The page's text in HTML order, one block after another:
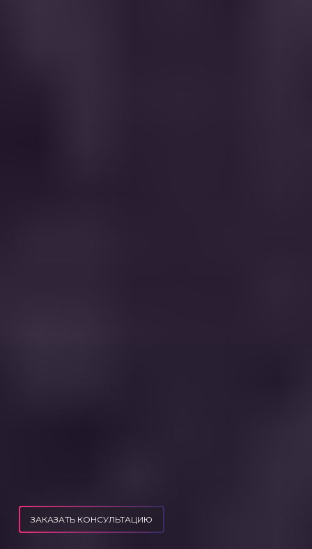
ЗАКАЗАТЬ КОНСУЛЬТАЦИЮ